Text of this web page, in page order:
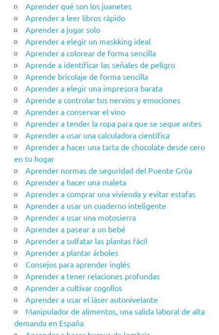
Aprender qué son los juanetes
Aprender a leer libros rápido
Aprender a jugar solo
Aprender a elegir un maskking ideal
Aprender a colorear de forma sencilla
Aprende a identificar las señales de peligro
Aprende bricolaje de forma sencilla
Aprender a elegir una impresora barata
Aprende a controlar tus nervios y emociones
Aprender a conservar el vino
Aprender a tender la ropa para que se seque antes
Aprender a usar una calculadora científica
Aprender a hacer una tarta de chocolate desde cero
en tu hogar
Aprender‌ ‌‌normas‌ ‌de‌ ‌seguridad‌ ‌del‌ ‌Puente‌ ‌Grúa‌ ‌
Aprender a hacer una maleta
Aprender a comprar una vivienda y evitar estafas
Aprender a usar un cuaderno inteligente
Aprender a usar una motosierra
Aprender a pasear a un bebé
Aprender a sulfatar las plantas fácil
Aprender a plantar árboles
Consejos para aprender inglés
Aprender a tener relaciones profundas
Aprender a cultivar cogollos
Aprender a usar el láser autonivelante
Manipulador de alimentos, una salida laboral de alta
demanda en España